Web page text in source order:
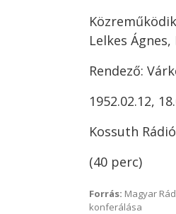
Lelkes
Rendező:
1952.02.12,
Kossuth Rádió
(40 perc)
Forrás: Magyar
konferálása